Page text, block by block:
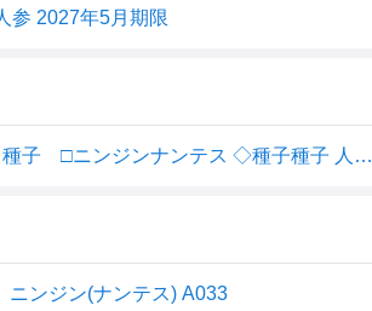
参 2027年5月期限
【代引不可】【送料10袋まで80円】 seed たね tane 種 種子 □ニンジンナンテス ◇種子種子 人参 種ニンジンナンテス種子種子 人参 種 seed たね tane 種 種子ニンジンナンテス種子種子 人参 種 seed たね tan
ニンジン(ナンテス) A033